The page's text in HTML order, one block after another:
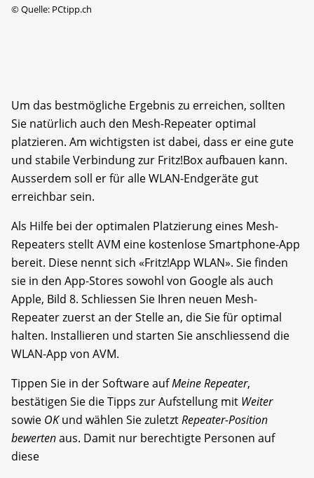
©Quelle: PCtipp.ch
Um das bestmögliche Ergebnis zu erreichen, sollten
Sie natürlich auch den Mesh-Repeater optimal
platzieren. Am wichtigsten ist dabei, dass er eine gute
und stabile Verbindung zur Fritz!Box aufbauen kann.
Ausserdem soll er für alle WLAN-Endgeräte gut
erreichbar sein.
Als Hilfe bei der optimalen Platzierung eines Mesh-
Repeaters stellt AVM eine kostenlose Smartphone-App
bereit. Diese nennt sich «Fritz!App WLAN». Sie finden
sie in den App-Stores sowohl von Google als auch
Apple, Bild 8. Schliessen Sie Ihren neuen Mesh-
Repeater zuerst an der Stelle an, die Sie für optimal
halten. Installieren und starten Sie anschliessend die
WLAN-App von AVM.
Tippen Sie in der Software aufMeine Repeater,
bestätigen Sie die Tipps zur Aufstellung mit Weiter
sowie OKund wählen Sie zuletztRepeater-Position
bewertenaus. Damit nur berechtigte Personen auf
diese